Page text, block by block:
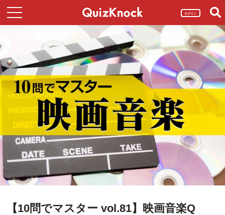
ログイン
【10問でマスター vol.81】映画音楽Q